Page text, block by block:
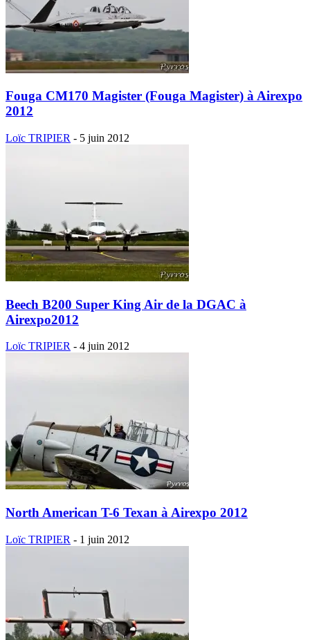
Fouga CM170 Magister (Fouga Magister) à Airexpo
2012
Loïc TRIPIER - 5 juin 2012
Beech B200 Super King Air de la DGAC à
Airexpo2012
Loïc TRIPIER - 4 juin 2012
North American T-6 Texan à Airexpo 2012
Loïc TRIPIER - 1 juin 2012